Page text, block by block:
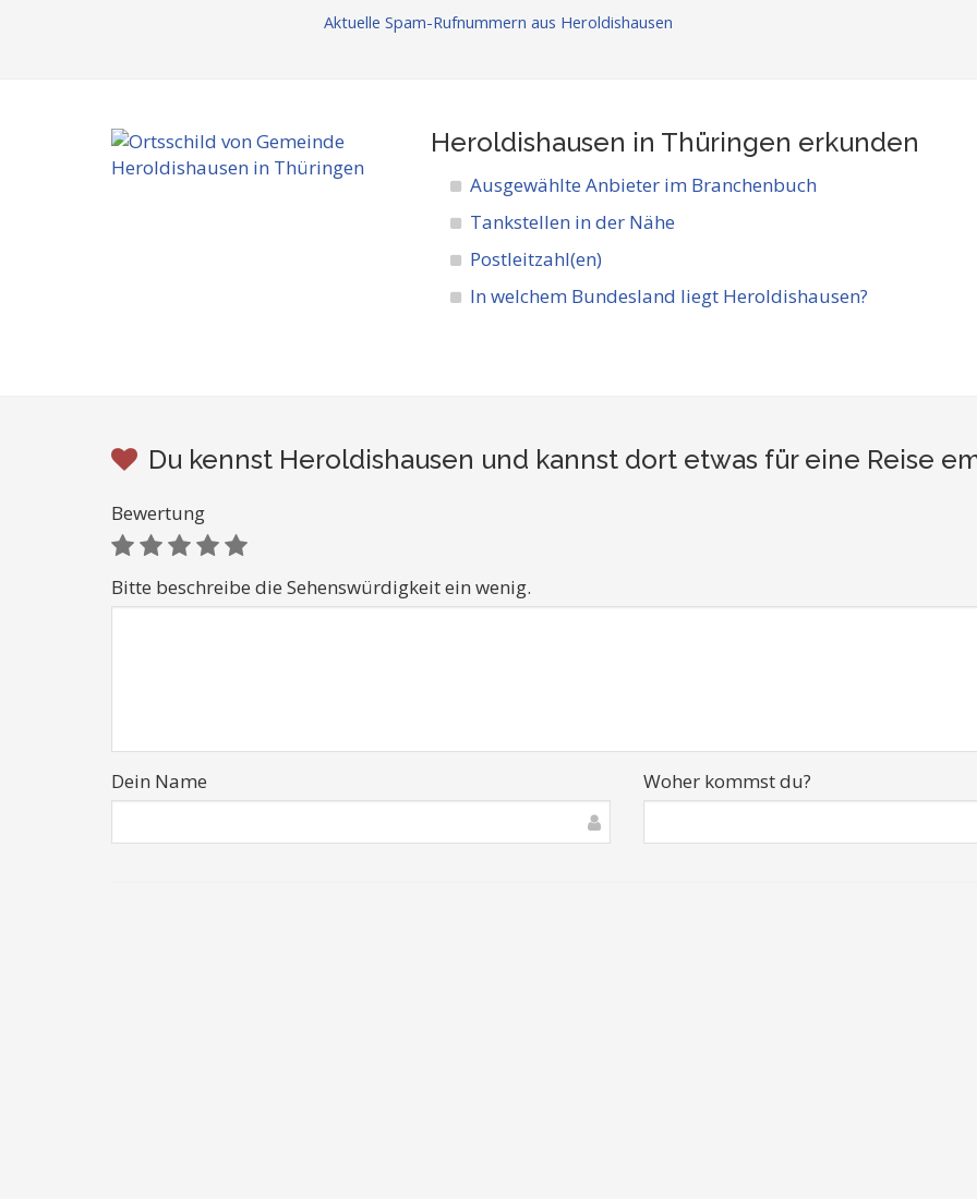
Aktuelle Spam-Rufnummern aus Heroldishausen
Heroldishausen in Thüringen erkunden
Ausgewählte Anbieter im Branchenbuch
Tankstellen in der Nähe
Postleitzahl(en)
In welchem Bundesland liegt Heroldishausen?
Du kennst Heroldishausen und kannst dort etwas für eine Reise
Bewertung
Bitte beschreibe die Sehenswürdigkeit ein wenig.
Dein Name Woher kommst du?